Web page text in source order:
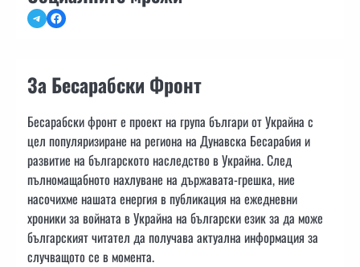
TelegramFacebook
За Бесарабски Фронт
Бесарабски фронт е проект на група българи от Украйна с
цел популяризиране на региона на Дунавска Бесарабия и
развитие на българското наследство в Украйна. След
пълномащабното нахлуване на държавата-грешка, ние
насочихме нашата енергия в публикация на ежедневни
хроники за войната в Украйна на български език за да може
българският читател да получава актуална информация за
случващото се в момента.